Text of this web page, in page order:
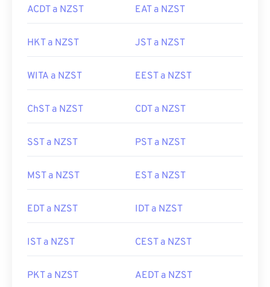
ACDT a NZST EAT a NZST
HKT a NZST JST a NZST
WITA a NZST EEST a NZST
ChST a NZST CDT a NZST
SST a NZST PST a NZST
MST a NZST EST a NZST
EDT a NZST IDT a NZST
IST a NZST CEST a NZST
PKT a NZST AEDT a NZST